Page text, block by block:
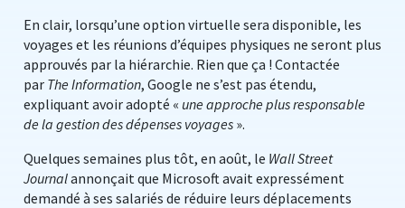
En clair, lorsqu’une option virtuelle sera disponible, les
voyages et les réunions d’équipes physiques ne seront plus
approuvés par la hiérarchie. Rien que ça ! Contactée
par The Information, Google ne s’est pas étendu,
expliquant avoir adopté « une approche plus responsable
de la gestion des dépenses voyages ».
Quelques semaines plus tôt, en août, le Wall Street
Journalannonçait que Microsoft avait expressément
demandé à ses salariés de réduire leurs déplacements